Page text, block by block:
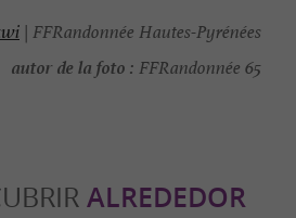
| FFRandonnée Hautes-Pyrénées
autor de la foto : FFRandonnée 65
ALREDEDOR